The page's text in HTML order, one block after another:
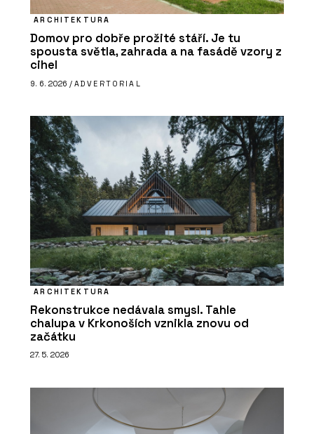
ARCHITEKTURA
Domov pro dobře prožité stáří. Je tu
spousta světla, zahrada a na fasádě vzory z
cihel
9. 6. 2026 / ADVERTORIAL
ARCHITEKTURA
Rekonstrukce nedávala smysl. Tahle
chalupa v Krkonoších vznikla znovu od
začátku
27. 5. 2026